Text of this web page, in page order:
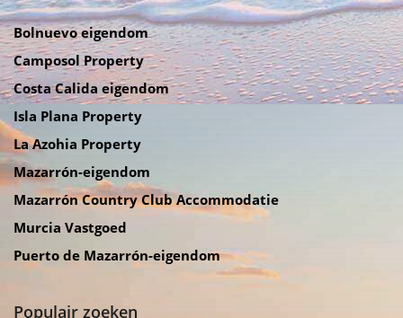
Bolnuevo eigendom
Camposol Property
Costa Calida eigendom
Isla Plana Property
La Azohia Property
Mazarrón-eigendom
Mazarrón Country Club Accommodatie
Murcia Vastgoed
Puerto de Mazarrón-eigendom
Populair zoeken